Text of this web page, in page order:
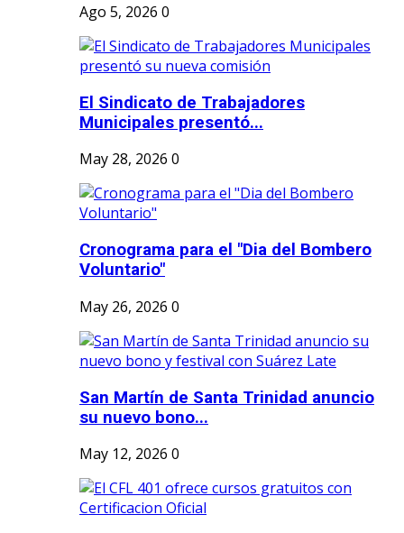
Ago 5, 2026 0
El Sindicato de Trabajadores
Municipales presentó...
May 28, 2026 0
Cronograma para el "Dia del Bombero
Voluntario"
May 26, 2026 0
San Martín de Santa Trinidad anuncio
su nuevo bono...
May 12, 2026 0